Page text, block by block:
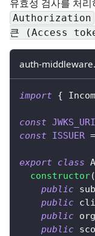
유효성 검사를 처
Authorization
큰 (Access
auth-
import {
const JWKS_URI
const ISSUER =
export class
constructor(
public sub
public
public
public